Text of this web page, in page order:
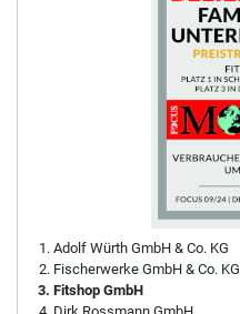
Adolf Würth GmbH & Co. KG
Fischerwerke GmbH & Co. KG
Fitshop GmbH